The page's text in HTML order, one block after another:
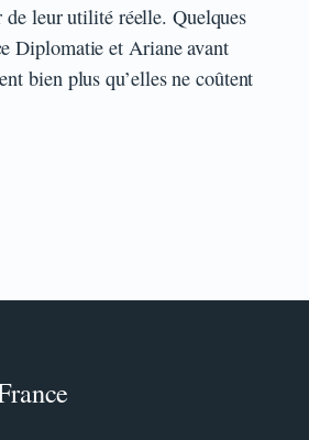
de leur utilité réelle. Quelques
Diplomatie et Ariane avant
bien plus qu’elles ne coûtent